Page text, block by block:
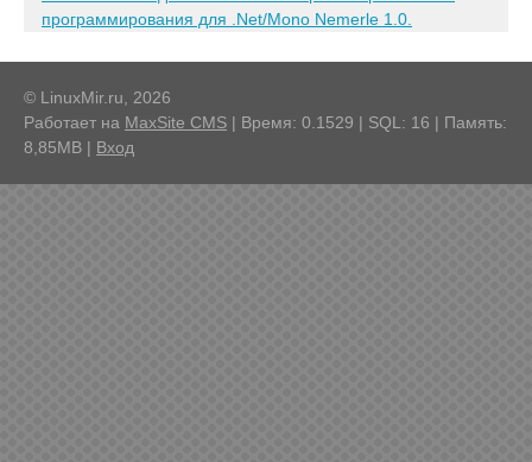
программирования для .Net/Mono Nemerle 1.0.
© LinuxMir.ru, 2026
Работает на MaxSite CMS | Время: 0.1529 | SQL: 16 | Память:
8,85MB | Вход